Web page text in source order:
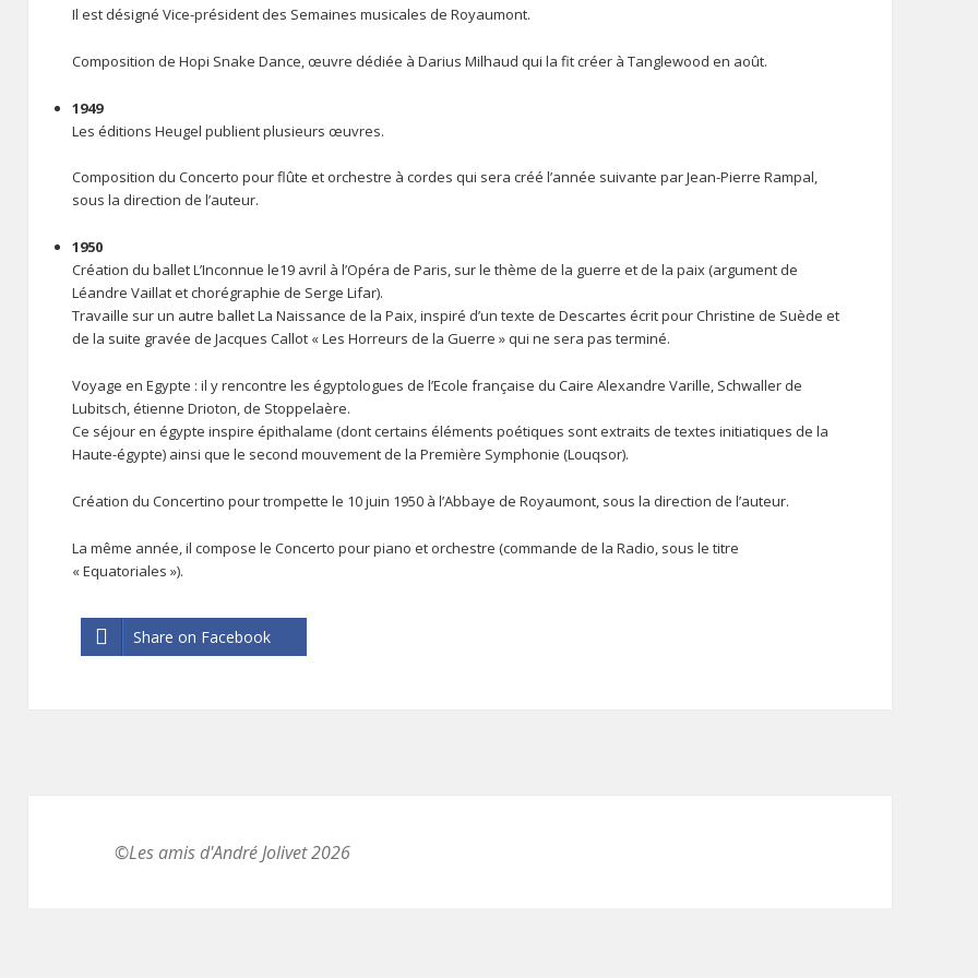
Il est désigné Vice-président des Semaines musicales de Royaumont.
Composition de Hopi Snake Dance, œuvre dédiée à Darius Milhaud qui la fit créer à Tanglewood en août.
1949
Les éditions Heugel publient plusieurs œuvres.
Composition du Concerto pour flûte et orchestre à cordes qui sera créé l’année suivante par Jean-Pierre Rampal,
sous la direction de l’auteur.
1950
Création du ballet L’Inconnue le19 avril à l’Opéra de Paris, sur le thème de la guerre et de la paix (argument de
Léandre Vaillat et chorégraphie de Serge Lifar).
Travaille sur un autre ballet La Naissance de la Paix, inspiré d’un texte de Descartes écrit pour Christine de Suède et
de la suite gravée de Jacques Callot « Les Horreurs de la Guerre » qui ne sera pas terminé.
Voyage en Egypte : il y rencontre les égyptologues de l’Ecole française du Caire Alexandre Varille, Schwaller de
Lubitsch, étienne Drioton, de Stoppelaère.
Ce séjour en égypte inspire épithalame (dont certains éléments poétiques sont extraits de textes initiatiques de la
Haute-égypte) ainsi que le second mouvement de la Première Symphonie (Louqsor).
Création du Concertino pour trompette le 10 juin 1950 à l’Abbaye de Royaumont, sous la direction de l’auteur.
La même année, il compose le Concerto pour piano et orchestre (commande de la Radio, sous le titre
« Equatoriales »).
Share on Facebook
©Les amis d'André Jolivet 2026